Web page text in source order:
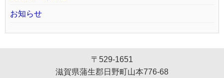
お知らせ
〒529-1651
滋賀県蒲生郡日野町山本776-68